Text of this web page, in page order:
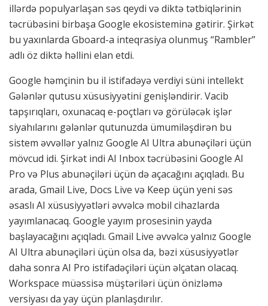
illərdə populyarlaşan səs qeydi və diktə tətbiqlərinin
təcrübəsini birbaşa Google ekosisteminə gətirir. Şirkət
bu yaxınlarda Gboard-a inteqrasiya olunmuş “Rambler”
adlı öz diktə həllini elan etdi.
Google həmçinin bu il istifadəyə verdiyi süni intellekt
Gələnlər qutusu xüsusiyyətini genişləndirir. Vacib
tapşırıqları, oxunacaq e-poçtları və görüləcək işlər
siyahılarını gələnlər qutunuzda ümumiləşdirən bu
sistem əvvəllər yalnız Google AI Ultra abunəçiləri üçün
mövcud idi. Şirkət indi AI Inbox təcrübəsini Google AI
Pro və Plus abunəçiləri üçün də açacağını açıqladı. Bu
arada, Gmail Live, Docs Live və Keep üçün yeni səs
əsaslı AI xüsusiyyətləri əvvəlcə mobil cihazlarda
yayımlanacaq. Google yayım prosesinin yayda
başlayacağını açıqladı. Gmail Live əvvəlcə yalnız Google
AI Ultra abunəçiləri üçün olsa da, bəzi xüsusiyyətlər
daha sonra AI Pro istifadəçiləri üçün əlçatan olacaq.
Workspace müəssisə müştəriləri üçün önizləmə
versiyası da yay üçün planlaşdırılır.